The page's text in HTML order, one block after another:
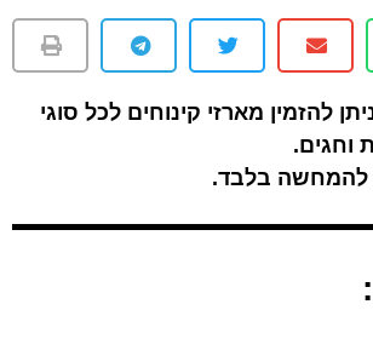
להזמין מארזי קינוחים לכל סוגי
וחגים.
להמחשה בלבד.